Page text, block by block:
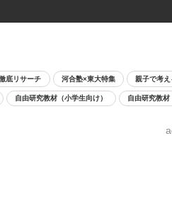
底リサーチ 河合塾×東大特集 親子で考
自由研究教材（小学生向け） 自由研究教材